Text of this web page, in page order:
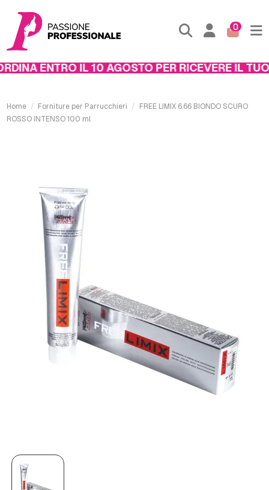
0
ENTRO IL 10 AGOSTO PER RICEVERE IL TUO
Home Forniture per Parrucchieri
FREE LIMIX 6.66 BIONDO SCURO
ROSSO INTENSO 100 ml